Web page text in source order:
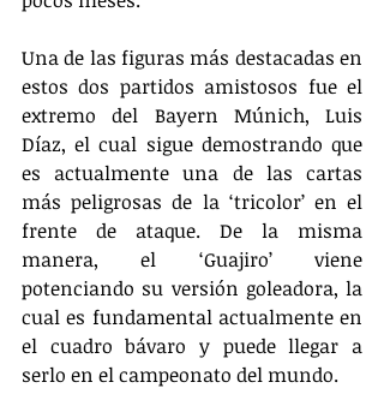
Una de las figuras más destacadas en
estos dos partidos amistosos fue el
extremo del Bayern Múnich, Luis
Díaz, el cual sigue demostrando que
es actualmente una de las cartas
más peligrosas de la ‘tricolor’ en el
frente de ataque. De la misma
manera, el ‘Guajiro’ viene
potenciando su versión goleadora, la
cual es fundamental actualmente en
el cuadro bávaro y puede llegar a
serlo en el campeonato del mundo.